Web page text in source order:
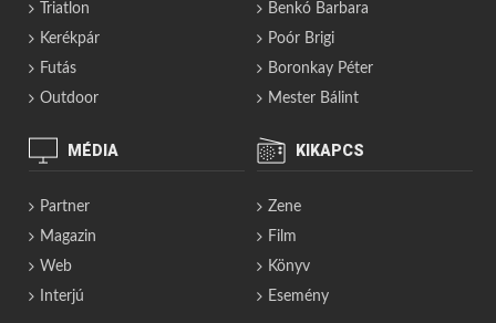
Triatlon
Kerékpár
Futás
Outdoor
Benkó Barbara
Poór Brigi
Boronkay Péter
Mester Bálint
MÉDIA
Partner
Magazin
Web
Interjú
KIKAPCS
Zene
Film
Könyv
Esemény